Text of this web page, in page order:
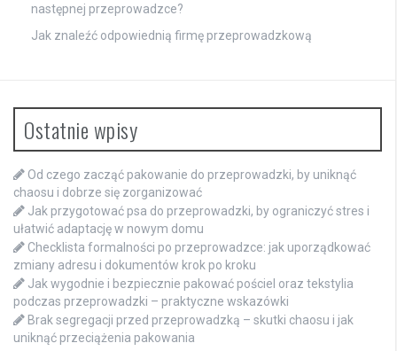
następnej przeprowadzce?
Jak znaleźć odpowiednią firmę przeprowadzkową
Ostatnie wpisy
Od czego zacząć pakowanie do przeprowadzki, by uniknąć
chaosu i dobrze się zorganizować
Jak przygotować psa do przeprowadzki, by ograniczyć stres i
ułatwić adaptację w nowym domu
Checklista formalności po przeprowadzce: jak uporządkować
zmiany adresu i dokumentów krok po kroku
Jak wygodnie i bezpiecznie pakować pościel oraz tekstylia
podczas przeprowadzki – praktyczne wskazówki
Brak segregacji przed przeprowadzką – skutki chaosu i jak
uniknąć przeciążenia pakowania